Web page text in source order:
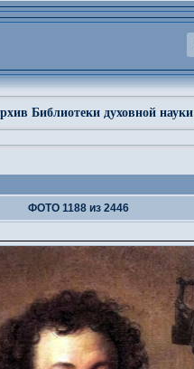
Библиотеки духовной науки
ФОТО 1188 из 2446